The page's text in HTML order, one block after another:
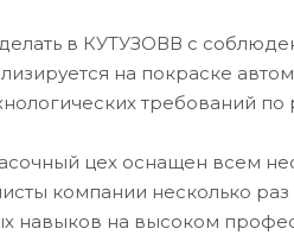
в КУТУЗОВВ с
на покраске
требований
цех оснащен всем
компании несколько
навыков на высоком